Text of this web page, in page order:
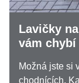
Lavičky
vám chybí
Možná jste si
chodnících.